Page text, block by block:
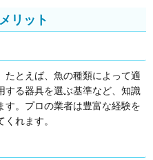
リット
たとえば、魚の種類によって適
する器具を選ぶ基準など、知識
す。プロの業者は豊富な経験を
れます。